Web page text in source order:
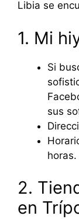
Libia se
1. Mi
Si
sus
horas.
2.
en